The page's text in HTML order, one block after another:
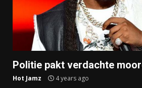
Politie pakt verdachte
Hot Jamz 4 years ago